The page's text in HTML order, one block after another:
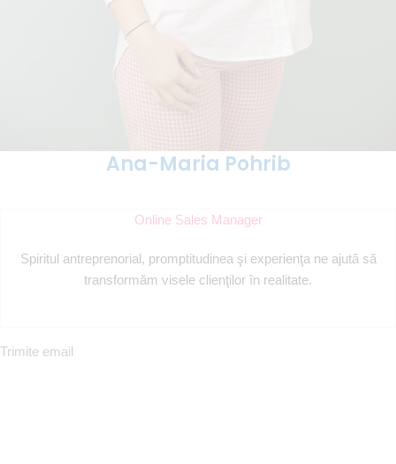
Ana-Maria Pohrib
Online Sales Manager
Spiritul antreprenorial, promptitudinea şi experienţa ne ajută să
transformăm visele clienţilor în realitate.
Trimite email